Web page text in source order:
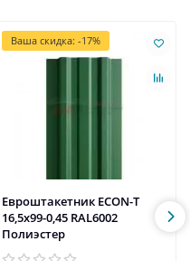
Ваша скидка: -17%
Евроштакетник ECON-T
16,5х99-0,45 RAL6002
Полиэстер